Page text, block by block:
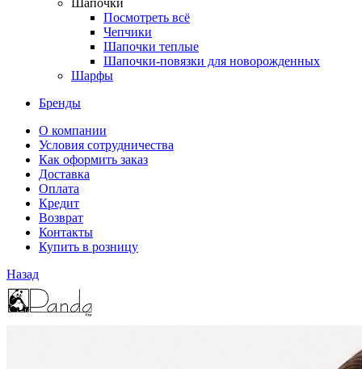
Посмотреть всё
Чепчики
Шапочки теплые
Шапочки-повязки для новорожденных
Шарфы
Бренды
О компании
Условия сотрудничества
Как оформить заказ
Доставка
Оплата
Кредит
Возврат
Контакты
Купить в розницу
Назад